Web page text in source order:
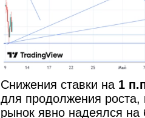
Снижения ставки на 1
для продолжения роста,
рынок явно надеялся